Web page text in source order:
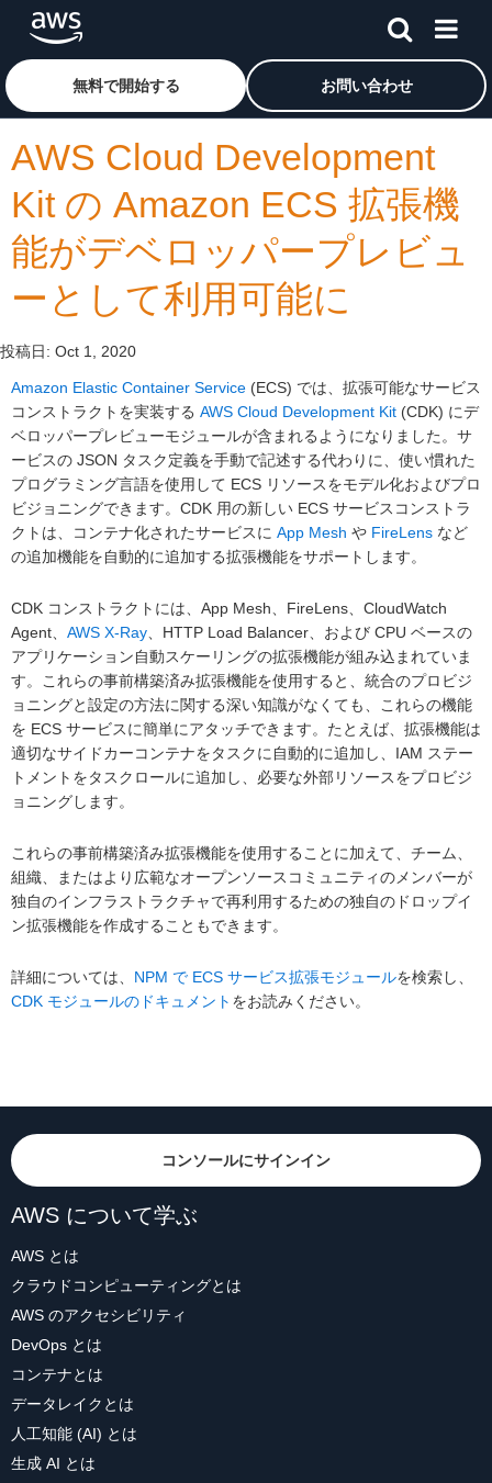
メインコンテンツに移動
アマゾン ウェブ サービスのホームページに戻るには、こ
無料で開始する お問い合わせ
AWS Cloud Development
Kit の Amazon ECS 拡張機
能がデベロッパープレビュ
ーとして利用可能に
投稿日: Oct 1, 2020
Amazon Elastic Container Service (ECS) では、拡張可能なサービス
コンストラクトを実装する AWS Cloud Development Kit (CDK) にデ
ベロッパープレビューモジュールが含まれるようになりました。サ
ービスの JSON タスク定義を手動で記述する代わりに、使い慣れた
プログラミング言語を使用して ECS リソースをモデル化およびプロ
ビジョニングできます。CDK 用の新しい ECS サービスコンストラ
クトは、コンテナ化されたサービスに App Mesh や FireLens など
の追加機能を自動的に追加する拡張機能をサポートします。
CDK コンストラクトには、App Mesh、FireLens、CloudWatch
Agent、 AWS X-Ray 、HTTP Load Balancer、および CPU ベースの
アプリケーション自動スケーリングの拡張機能が組み込まれていま
す。これらの事前構築済み拡張機能を使用すると、統合のプロビジ
ョニングと設定の方法に関する深い知識がなくても、これらの機能
を ECS サービスに簡単にアタッチできます。たとえば、拡張機能は
適切なサイドカーコンテナをタスクに自動的に追加し、IAM ステー
トメントをタスクロールに追加し、必要な外部リソースをプロビジ
ョニングします。
これらの事前構築済み拡張機能を使用することに加えて、チーム、
組織、またはより広範なオープンソースコミュニティのメンバーが
独自のインフラストラクチャで再利用するための独自のドロップイ
ン拡張機能を作成することもできます。
詳細については、 NPM で ECS サービス拡張モジュールを検索し、
CDK モジュールのドキュメント をお読みください。
コンソールにサインイン
AWS について学ぶ
AWS とは
クラウドコンピューティングとは
AWS のアクセシビリティ
DevOps とは
コンテナとは
データレイクとは
人工知能 (AI) とは
生成 AI とは